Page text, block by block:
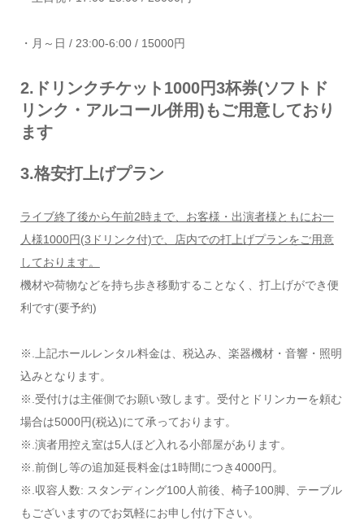
・月～日 / 23:00-6:00 / 15000円
2.ドリンクチケット1000円3杯券(ソフトド
リンク・アルコール併用)もご用意しており
ます
3.格安打上げプラン
ライブ終了後から午前2時まで、お客様・出演者様ともにお一
人様1000円(3ドリンク付)で、店内での打上げプランをご用意
しております。
機材や荷物などを持ち歩き移動することなく、打上げができ便
利です(要予約)
※.上記ホールレンタル料金は、税込み、楽器機材・音響・照明
込みとなります。
※.受付けは主催側でお願い致します。受付とドリンカーを頼む
場合は5000円(税込)にて承っております。
※.演者用控え室は5人ほど入れる小部屋があります。
※.前倒し等の追加延長料金は1時間につき4000円。
※.収容人数: スタンディング100人前後、椅子100脚、テーブル
もございますのでお気軽にお申し付け下さい。